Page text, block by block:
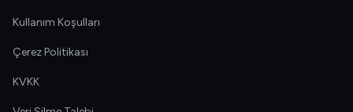
Kullanım Koşulları
Çerez Politikası
KVKK